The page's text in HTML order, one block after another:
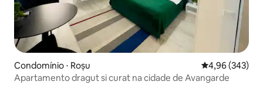
Condomínio ⋅ Roșu 4,96 de uma
4,96 (343)
Apartamento dragut si curat na cidade de Avangarde